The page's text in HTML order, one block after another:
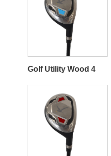
Golf Utility Wood 4